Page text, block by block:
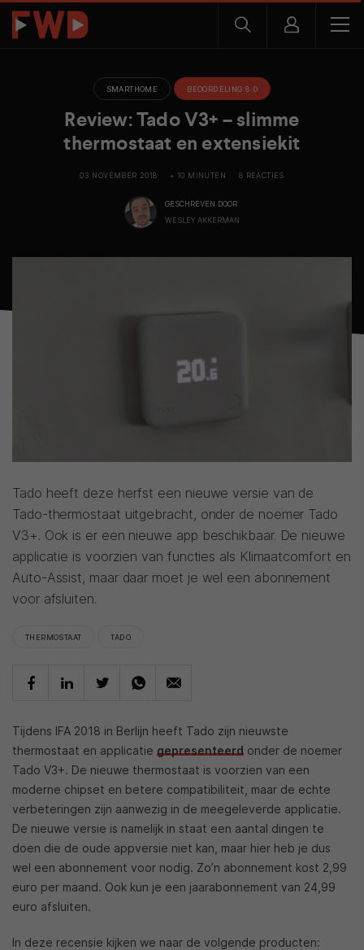
SMARTHOME BEOORDELING 8.0
Review: Tado V3+ – slimme
thermostaat en extensiekit
03 NOVEMBER 2018 + 10 MINUTEN 8 REACTIES
GESCHREVEN DOOR
WESLEY AKKERMAN
Tado heeft deze herfst een nieuwe versie van de
Tado-thermostaat uitgebracht, onder de noemer Tado
V3+. Ook is er een nieuwe app beschikbaar. De nieuwe
applicatie is voorzien van functies als Klimaatcomfort en
Auto-Assist, maar daar moet je wel een abonnement
voor afsluiten.
THERMOSTAAT TADO
Tijdens IFA 2018 in Berlijn heeft Tado zijn nieuwste
thermostaat en applicatie gepresenteerd onder de noemer
Tado V3+. De nieuwe thermostaat is voorzien van een
moderne chipset en betere compatibiliteit, maar de echte
verbeteringen zijn aanwezig in de meegeleverde applicatie.
De nieuwe versie is namelijk in staat een aantal dingen te
doen die de oude appversie niet kan, maar hier heb je dus
wel een abonnement voor nodig. Zo’n abonnement kost 2,99
euro per maand. Ook kun je een jaarabonnement van 24,99
euro afsluiten.
In deze recensie kijken we naar de volgende producten: